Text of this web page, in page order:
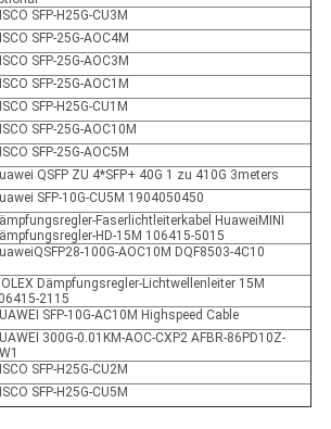
SFP-H25G-CU3M
SFP-25G-AOC4M
SFP-25G-AOC3M
SFP-25G-AOC1M
SFP-H25G-CU1M
SFP-25G-AOC10M
SFP-25G-AOC5M
QSFP ZU 4*SFP+ 40G 1 zu 410G 3meters
SFP-10G-CU5M 1904050450
Faserlichtleiterkabel HuaweiMINI
HD-15M 106415-5015
100G-AOC10M DQF8503-4C10
Dämpfungsregler-Lichtwellenleiter 15M
2115
SFP-10G-AC10M Highspeed Cable
300G-0.01KM-AOC-CXP2 AFBR-86PD10Z-
SFP-H25G-CU2M
SFP-H25G-CU5M